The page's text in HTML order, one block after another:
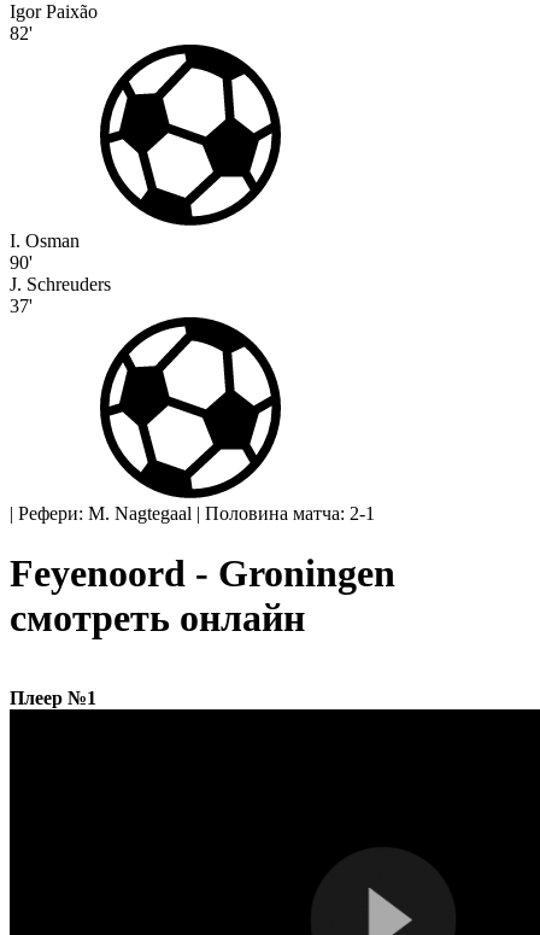
Igor Paixão
82'
I. Osman
90'
J. Schreuders
37'
| Рефери: M. Nagtegaal | Половина матча: 2-1
Feyenoord - Groningen
смотреть онлайн
Плеер №1